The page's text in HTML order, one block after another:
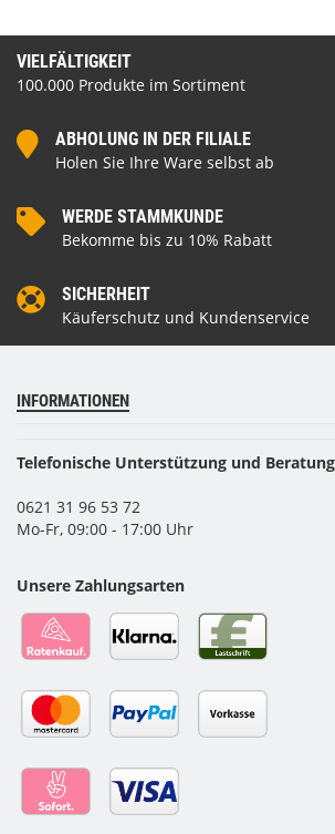
VIELFÄLTIGKEIT
100.000 Produkte im Sortiment
ABHOLUNG IN DER FILIALE
Holen Sie Ihre Ware selbst ab
WERDE STAMMKUNDE
Bekomme bis zu 10% Rabatt
SICHERHEIT
Käuferschutz und Kundenservice
INFORMATIONEN
Telefonische Unterstützung und
0621 31 96 53 72
Mo-Fr, 09:00 - 17:00 Uhr
Unsere Zahlungsarten